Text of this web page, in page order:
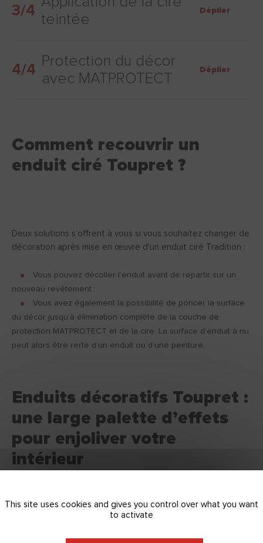
3/4
teintée
Déplier
4/4
Protection du décor
avec MATPROTECT
Déplier
Comment recouvrir un
enduit ciré Toupret ?
Deux solutions s’offrent à vous si vous souhaitez changer de
décoration après mise en œuvre d’un enduit ciré Tradition :
Vous pouvez décoller l’enduit avant de repartir sur un
nouveau revêtement ;
Vous avez également la possibilité de poncer la surface
du décor jusqu’à élimination complète de la couche de
protection MATPROTECT et de la cire. La surface d’enduit à nu
peut alors être rerte d’un enduit ou d’une peinture.
Enduits décoratifs Toupret :
une large palette d’effets
pour enjoliver votre
intérieur
Inventeur des enduits de préparation des murs prêts à
l’emploi, Toupret innove en permanence pour vous offrir des
This site uses cookies and gives you control over what you want
to activate